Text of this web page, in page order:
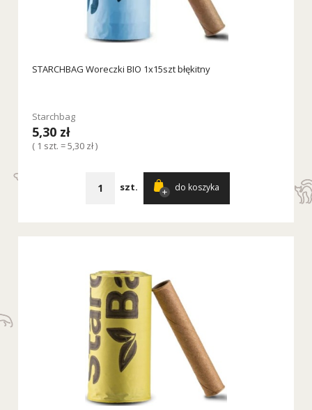
STARCHBAG Woreczki BIO 1x15szt błękitny
Starchbag
5,30 zł
( 1 szt. = 5,30 zł )
szt. do koszyka